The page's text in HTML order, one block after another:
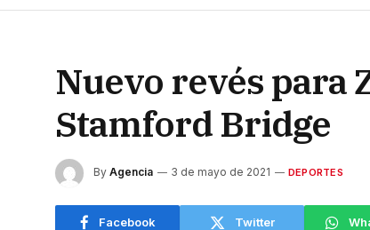
Nuevo revés para
Stamford Bridge
By Agencia 3 de mayo de 2021 DEPORTES
Facebook Twitter